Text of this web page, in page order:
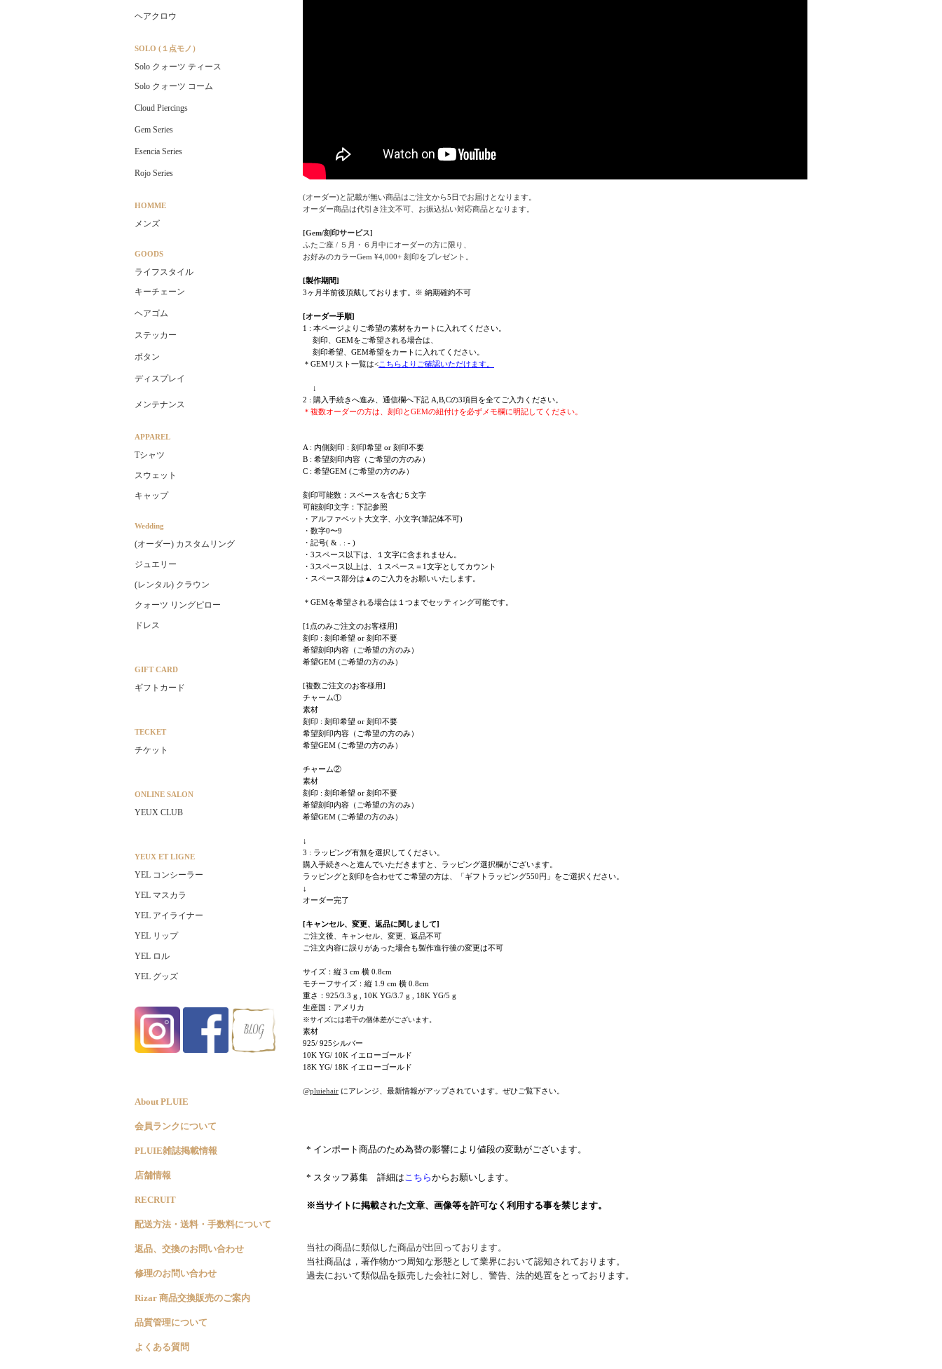
(オーダー)と記載が無い商品はご注文から5日でお届けとなります。
オーダー商品は代引き注文不可、お振込払い対応商品となります。
[Gem/刻印サービス]
ふたご座 / ５月・６月中にオーダーの方に限り、
お好みのカラーGem ¥4,000+ 刻印をプレゼント。
[製作期間]
3ヶ月半前後頂戴しております。※ 納期確約不可
[オーダー手順]
1 : 本ページよりご希望の素材をカートに入れてください。
刻印、GEMをご希望される場合は、
刻印希望、GEM希望をカートに入れてください。
＊GEMリスト一覧は<こちらよりご確認いただけます。
↓
2 : 購入手続きへ進み、通信欄へ下記 A,B,Cの3項目を全てご入力ください。
＊複数オーダーの方は、刻印とGEMの紐付けを必ずメモ欄に明記してください。
A : 内側刻印 : 刻印希望 or 刻印不要
B : 希望刻印内容（ご希望の方のみ）
C : 希望GEM (ご希望の方のみ）
刻印可能数：スペースを含む５文字
可能刻印文字：下記参照
・アルファベット大文字、小文字(筆記体不可)
・数字0〜9
・記号( & . : - )
・3スペース以下は、１文字に含まれません。
・3スペース以上は、１スペース＝1文字としてカウント
・スペース部分は▲のご入力をお願いいたします。
＊GEMを希望される場合は１つまでセッティング可能です。
[1点のみご注文のお客様用]
刻印 : 刻印希望 or 刻印不要
希望刻印内容（ご希望の方のみ）
希望GEM (ご希望の方のみ）
[複数ご注文のお客様用]
チャーム①
素材
刻印 : 刻印希望 or 刻印不要
希望刻印内容（ご希望の方のみ）
希望GEM (ご希望の方のみ）
チャーム②
素材
刻印 : 刻印希望 or 刻印不要
希望刻印内容（ご希望の方のみ）
希望GEM (ご希望の方のみ）
↓
3 : ラッピング有無を選択してください。
購入手続きへと進んでいただきますと、ラッピング選択欄がございます。
ラッピングと刻印を合わせてご希望の方は、「ギフトラッピング550円」をご選択ください。
↓
オーダー完了
[キャンセル、変更、返品に関しまして]
ご注文後、キャンセル、変更、返品不可
ご注文内容に誤りがあった場合も製作進行後の変更は不可
サイズ：縦 3 cm 横 0.8cm
モチーフサイズ：縦 1.9 cm 横 0.8cm
重さ：925/3.3 g , 10K YG/3.7 g , 18K YG/5 g
生産国：アメリカ
※サイズには若干の個体差がございます。
素材
925/ 925シルバー
10K YG/ 10K イエローゴールド
18K YG/ 18K イエローゴールド
@pluiehair にアレンジ、最新情報がアップされています。ぜひご覧下さい。
* インポート商品のため為替の影響により値段の変動がございます。
* スタッフ募集 詳細は こちらからお願いします。
※当サイトに掲載された文章、画像等を許可なく利用する事を禁じます。
当社の商品に類似した商品が出回っております。
当社商品は，著作物かつ周知な形態として業界において認知されております。
過去において類似品を販売した会社に対し、警告、法的処置をとっております。
ヘアクロウ
SOLO (１点モノ）
Solo クォーツ ティース
Solo クォーツ コーム
Cloud Piercings
Gem Series
Esencia Series
Rojo Series
HOMME
メンズ
GOODS
ライフスタイル
キーチェーン
ヘアゴム
ステッカー
ボタン
ディスプレイ
メンテナンス
APPAREL
Tシャツ
スウェット
キャップ
Wedding
(オーダー) カスタムリング
ジュエリー
(レンタル) クラウン
クォーツ リングピロー
ドレス
GIFT CARD
ギフトカード
TECKET
チケット
ONLINE SALON
YEUX CLUB
YEUX ET LIGNE
YEL コンシーラー
YEL マスカラ
YEL アイライナー
YEL リップ
YEL ロル
YEL グッズ
About PLUIE
会員ランクについて
PLUIE雑誌掲載情報
店舗情報
RECRUIT
配送方法・送料・手数料について
返品、交換のお問い合わせ
修理のお問い合わせ
Rizar 商品交換販売のご案内
品質管理について
よくある質問